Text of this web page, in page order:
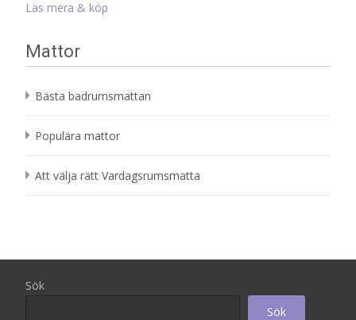
Läs mera & köp
Mattor
Bästa badrumsmattan
Populära mattor
Att välja rätt Vardagsrumsmatta
Sök
Sök